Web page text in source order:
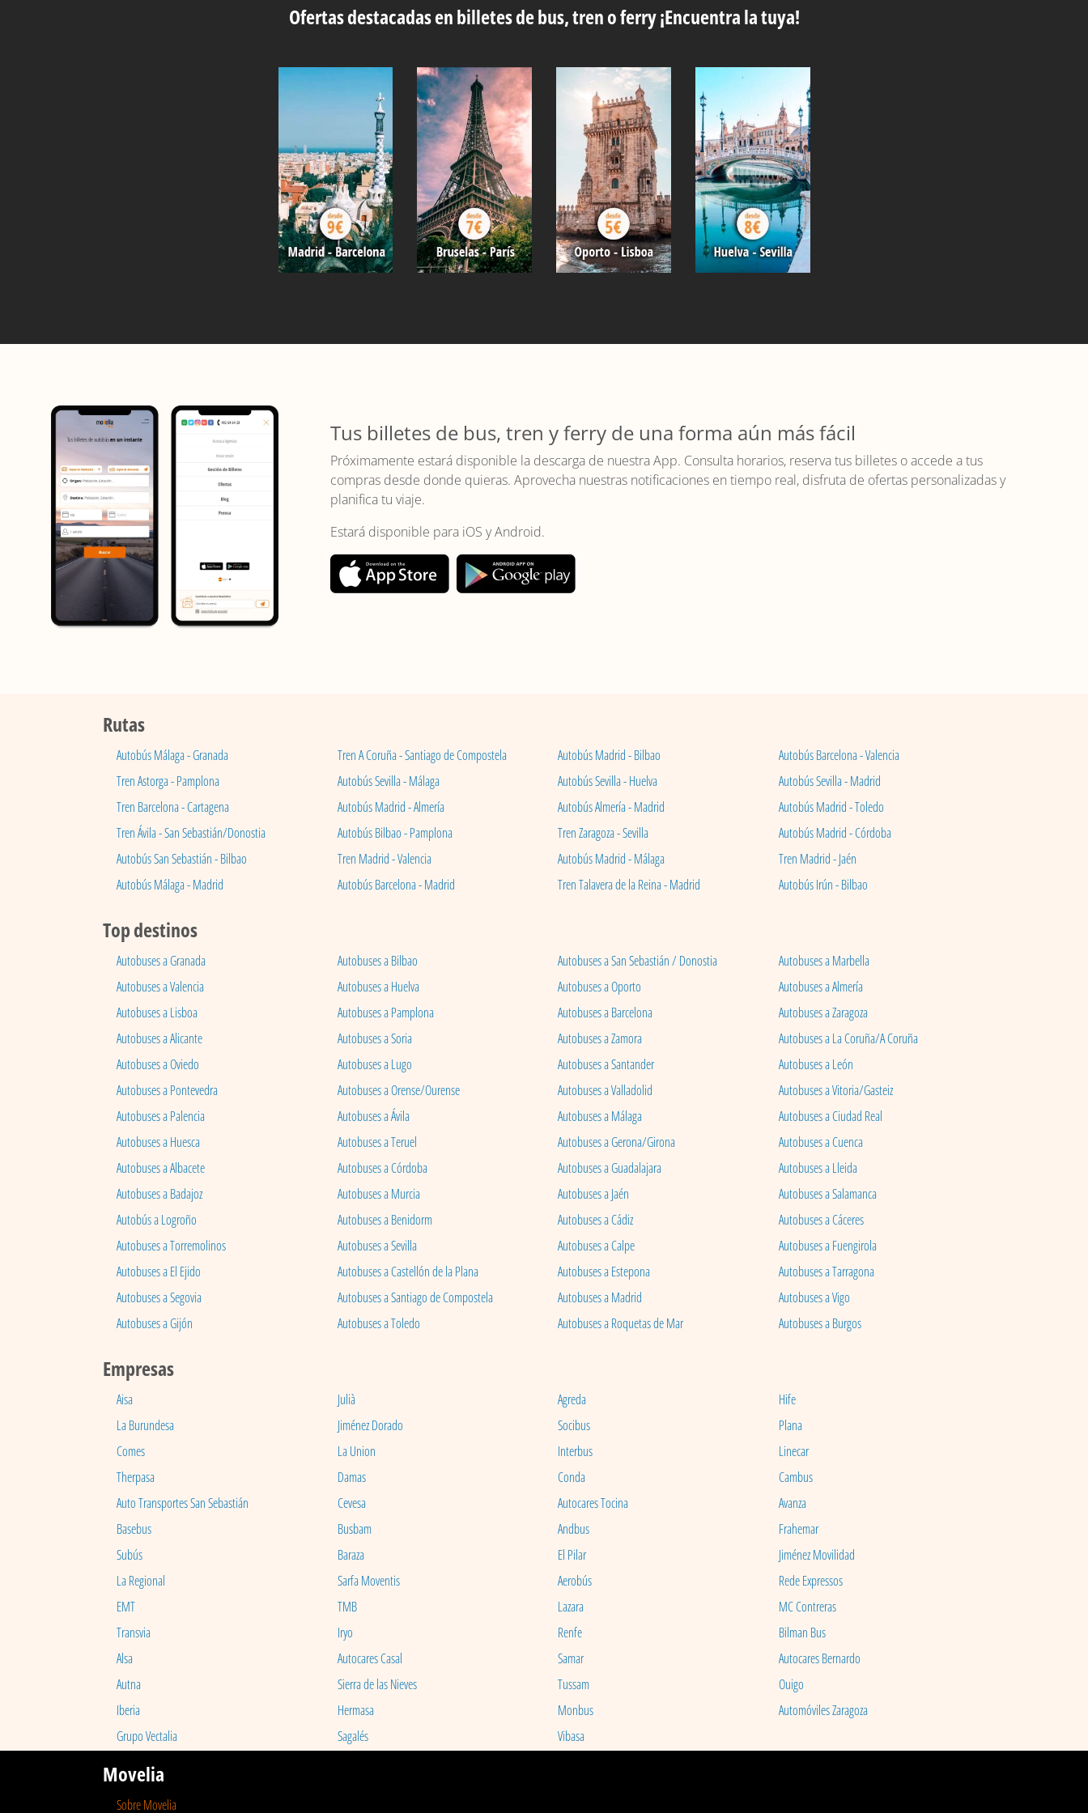
Ofertas destacadas en billetes de bus, tren o ferry ¡Encuentra la tuya!
Tus billetes de bus, tren y ferry de una forma aún más fácil
Próximamente estará disponible la descarga de nuestra App. Consulta horarios, reserva tus billetes o accede a tus
compras desde donde quieras. Aprovecha nuestras notificaciones en tiempo real, disfruta de ofertas personalizadas y
planifica tu viaje.
Estará disponible para iOS y Android.
Rutas
Autobús Málaga - Granada Tren A Coruña - Santiago de Compostela Autobús Madrid - Bilbao
Autobús Barcelona - Valencia
Tren Astorga - Pamplona
Autobús Sevilla - Málaga Autobús Sevilla - Huelva
Autobús Sevilla - Madrid
Tren Barcelona - Cartagena
Autobús Madrid - Almería Autobús Almería - Madrid
Autobús Madrid - Toledo
Tren Ávila - San Sebastián/Donostia
Autobús Bilbao - Pamplona Tren Zaragoza - Sevilla
Autobús Madrid - Córdoba
Autobús San Sebastián - Bilbao
Tren Madrid - Valencia Autobús Madrid - Málaga
Tren Madrid - Jaén
Autobús Málaga - Madrid
Autobús Barcelona - Madrid Tren Talavera de la Reina - Madrid Autobús Irún - Bilbao
Top destinos
Autobuses a Granada Autobuses a Bilbao Autobuses a San Sebastián / Donostia
Autobuses a Marbella
Autobuses a Valencia
Autobuses a Huelva Autobuses a Oporto
Autobuses a Almería
Autobuses a Lisboa
Autobuses a Pamplona Autobuses a Barcelona
Autobuses a Zaragoza
Autobuses a Alicante
Autobuses a Soria Autobuses a Zamora
Autobuses a La Coruña/A Coruña
Autobuses a Oviedo
Autobuses a Lugo Autobuses a Santander
Autobuses a León
Autobuses a Pontevedra
Autobuses a Orense/Ourense Autobuses a Valladolid
Autobuses a Vitoria/Gasteiz
Autobuses a Palencia
Autobuses a Ávila Autobuses a Málaga
Autobuses a Ciudad Real
Autobuses a Huesca
Autobuses a Teruel Autobuses a Gerona/Girona
Autobuses a Cuenca
Autobuses a Albacete
Autobuses a Córdoba Autobuses a Guadalajara
Autobuses a Lleida
Autobuses a Badajoz
Autobuses a Murcia Autobuses a Jaén
Autobuses a Salamanca
Autobús a Logroño
Autobuses a Benidorm Autobuses a Cádiz
Autobuses a Cáceres
Autobuses a Torremolinos
Autobuses a Sevilla Autobuses a Calpe
Autobuses a Fuengirola
Autobuses a El Ejido
Autobuses a Castellón de la Plana Autobuses a Estepona
Autobuses a Tarragona
Autobuses a Segovia
Autobuses a Santiago de Compostela Autobuses a Madrid
Autobuses a Vigo
Autobuses a Gijón
Autobuses a Toledo Autobuses a Roquetas de Mar Autobuses a Burgos
Empresas
Aisa Julià Agreda
Hife
La Burundesa
Jiménez Dorado Socibus
Plana
Comes
La Union Interbus
Linecar
Therpasa
Damas Conda
Cambus
Auto Transportes San Sebastián
Cevesa Autocares Tocina
Avanza
Basebus
Busbam Andbus
Frahemar
Subús
Baraza El Pilar
Jiménez Movilidad
La Regional
Sarfa Moventis Aerobús
Rede Expressos
EMT
TMB Lazara
MC Contreras
Transvia
Iryo Renfe
Bilman Bus
Alsa
Autocares Casal Samar
Autocares Bernardo
Autna
Sierra de las Nieves Tussam
Ouigo
Iberia
Hermasa Monbus
Automóviles Zaragoza
Grupo Vectalia
Sagalés Vibasa
Movelia
Sobre Movelia